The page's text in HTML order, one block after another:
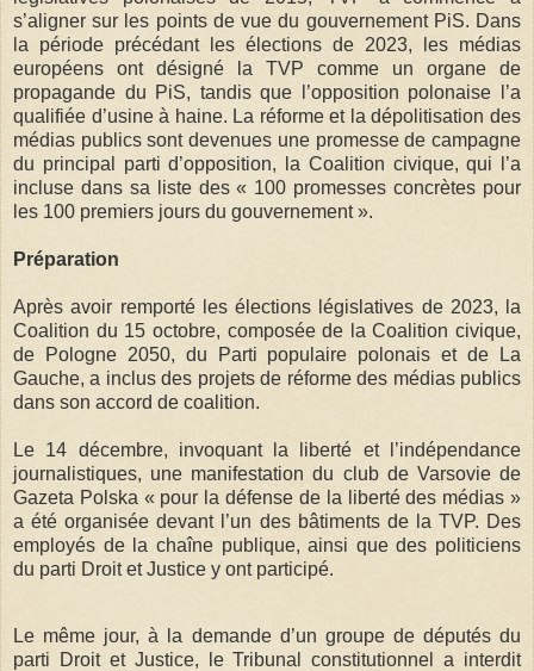
s’aligner sur les points de vue du gouvernement PiS. Dans
la période précédant les élections de 2023, les médias
européens ont désigné la TVP comme un organe de
propagande du PiS, tandis que l’opposition polonaise l’a
qualifiée d’usine à haine. La réforme et la dépolitisation des
médias publics sont devenues une promesse de campagne
du principal parti d’opposition, la Coalition civique, qui l’a
incluse dans sa liste des « 100 promesses concrètes pour
les 100 premiers jours du gouvernement ».
Préparation
Après avoir remporté les élections législatives de 2023, la
Coalition du 15 octobre, composée de la Coalition civique,
de Pologne 2050, du Parti populaire polonais et de La
Gauche, a inclus des projets de réforme des médias publics
dans son accord de coalition.
Le 14 décembre, invoquant la liberté et l’indépendance
journalistiques, une manifestation du club de Varsovie de
Gazeta Polska « pour la défense de la liberté des médias »
a été organisée devant l’un des bâtiments de la TVP. Des
employés de la chaîne publique, ainsi que des politiciens
du parti Droit et Justice y ont participé.
Le même jour, à la demande d’un groupe de députés du
parti Droit et Justice, le Tribunal constitutionnel a interdit